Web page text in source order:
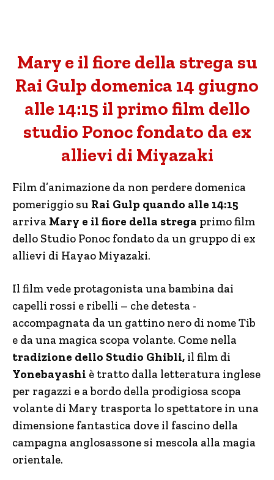
Mary e il fiore della strega su
Rai Gulp domenica 14 giugno
alle 14:15 il primo film dello
studio Ponoc fondato da ex
allievi di Miyazaki
Film d’animazione da non perdere domenica
pomeriggio su Rai Gulp quando alle 14:15
arriva Mary e il fiore della strega primo film
dello Studio Ponoc fondato da un gruppo di ex
allievi di Hayao Miyazaki.
Il film vede protagonista una bambina dai
capelli rossi e ribelli – che detesta -
accompagnata da un gattino nero di nome Tib
e da una magica scopa volante. Come nella
tradizione dello Studio Ghibli, il film di
Yonebayashi è tratto dalla letteratura inglese
per ragazzi e a bordo della prodigiosa scopa
volante di Mary trasporta lo spettatore in una
dimensione fantastica dove il fascino della
campagna anglosassone si mescola alla magia
orientale.